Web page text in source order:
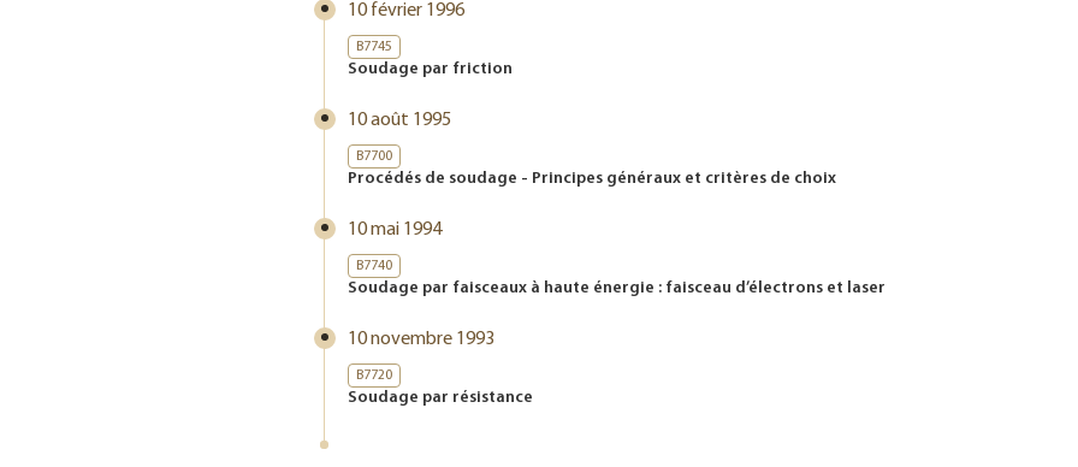
10 février 1996
B7745
Soudage par friction
10 août 1995
B7700
Procédés de soudage - Principes généraux et critères de choix
10 mai 1994
B7740
Soudage par faisceaux à haute énergie : faisceau d’électrons et laser
10 novembre 1993
B7720
Soudage par résistance